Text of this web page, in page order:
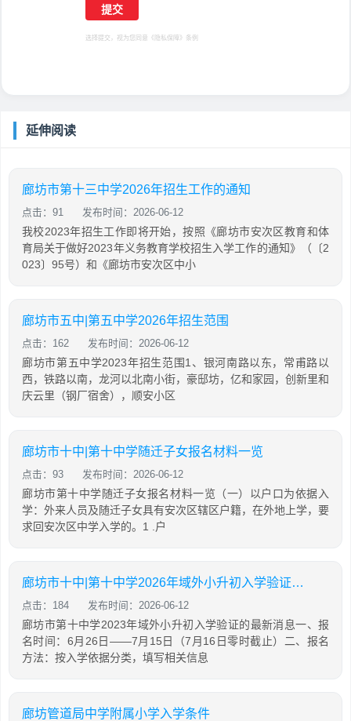
选择提交，视为您同意 《隐私保障》 条例
延伸阅读
廊坊市第十三中学2026年招生工作的通知
点击：91 发布时间：2026-06-12
我校2023年招生工作即将开始，按照《廊坊市安次区教育和体
育局关于做好2023年义务教育学校招生入学工作的通知》（〔2
023〕95号）和《廊坊市安次区中小
廊坊市五中|第五中学2026年招生范围
点击：162 发布时间：2026-06-12
廊坊市第五中学2023年招生范围1、银河南路以东，常甫路以
西，铁路以南，龙河以北南小街，豪邸坊，亿和家园，创新里和
庆云里（钢厂宿舍），顺安小区
廊坊市十中|第十中学随迁子女报名材料一览
点击：93 发布时间：2026-06-12
廊坊市第十中学随迁子女报名材料一览（一）以户口为依据入
学：外来人员及随迁子女具有安次区辖区户籍，在外地上学，要
求回安次区中学入学的。1 .户
廊坊市十中|第十中学2026年域外小升初入学验证的最新消息
点击：184 发布时间：2026-06-12
廊坊市第十中学2023年域外小升初入学验证的最新消息一、报
名时间：6月26日——7月15日（7月16日零时截止）二、报名
方法：按入学依据分类，填写相关信息
廊坊管道局中学附属小学入学条件